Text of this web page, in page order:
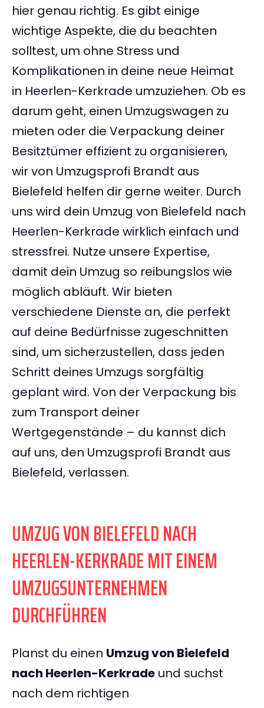
hier genau richtig. Es gibt einige
wichtige Aspekte, die du beachten
solltest, um ohne Stress und
Komplikationen in deine neue Heimat
in Heerlen-Kerkrade umzuziehen. Ob es
darum geht, einen Umzugswagen zu
mieten oder die Verpackung deiner
Besitztümer effizient zu organisieren,
wir von Umzugsprofi Brandt aus
Bielefeld helfen dir gerne weiter. Durch
uns wird dein Umzug von Bielefeld nach
Heerlen-Kerkrade wirklich einfach und
stressfrei. Nutze unsere Expertise,
damit dein Umzug so reibungslos wie
möglich abläuft. Wir bieten
verschiedene Dienste an, die perfekt
auf deine Bedürfnisse zugeschnitten
sind, um sicherzustellen, dass jeden
Schritt deines Umzugs sorgfältig
geplant wird. Von der Verpackung bis
zum Transport deiner
Wertgegenstände – du kannst dich
auf uns, den Umzugsprofi Brandt aus
Bielefeld, verlassen.
UMZUG VON BIELEFELD NACH
HEERLEN-KERKRADE MIT EINEM
UMZUGSUNTERNEHMEN
DURCHFÜHREN
Planst du einen Umzug von Bielefeld
nach Heerlen-Kerkrade und suchst
nach dem richtigen